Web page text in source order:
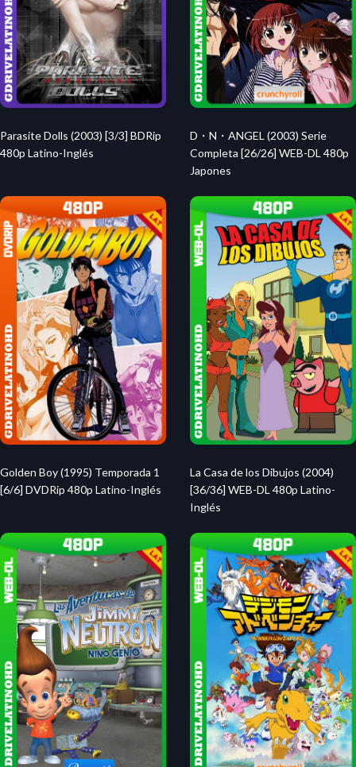
Parasite Dolls (2003) [3/3] BDRip
480p Latino-Inglés
D・N・ANGEL (2003) Serie
Completa [26/26] WEB-DL 480p
Japones
Golden Boy (1995) Temporada 1
[6/6] DVDRip 480p Latino-Inglés
La Casa de los Dibujos (2004)
[36/36] WEB-DL 480p Latino-
Inglés